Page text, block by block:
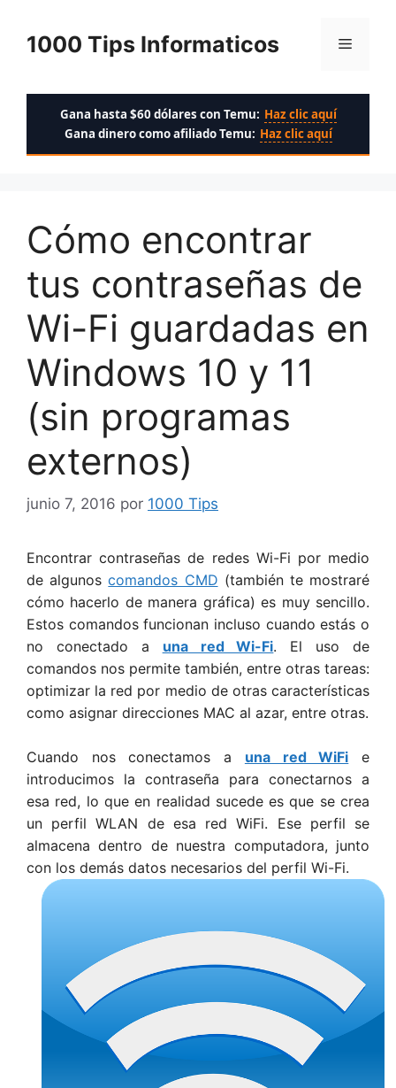
contenido
1000 Tips Informaticos Menú
Gana hasta $60 dólares con Temu: Haz clic aquí
Gana dinero como afiliado Temu: Haz clic aquí
Cómo encontrar
tus contraseñas de
Wi-Fi guardadas en
Windows 10 y 11
(sin programas
externos)
junio 7, 2016 por 1000 Tips
Encontrar contraseñas de redes Wi-Fi por medio
de algunoscomandos CMD (también te mostraré
cómo hacerlo de manera gráfica) es muy sencillo.
Estos comandos funcionan incluso cuando estás o
no conectado a una red Wi-Fi. El uso de
comandos nos permite también, entre otras tareas:
optimizar la red por medio de otras características
como asignar direcciones MAC al azar, entre otras.
Cuando nos conectamos a una red WiFi e
introducimos la contraseña para conectarnos a
esa red, lo que en realidad sucede es que se crea
un perfil WLAN de esa red WiFi. Ese perfil se
almacena dentro de nuestra computadora, junto
con los demás datos necesarios del perfil Wi-Fi.